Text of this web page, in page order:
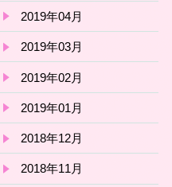
2019年04月
2019年03月
2019年02月
2019年01月
2018年12月
2018年11月